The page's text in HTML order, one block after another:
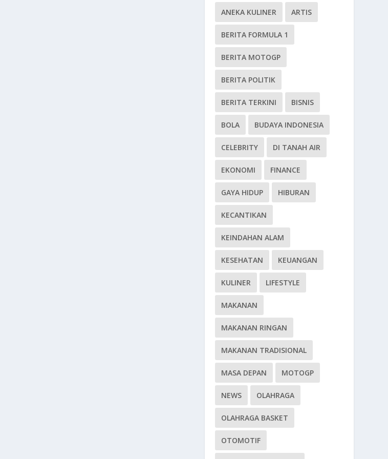
ANEKA KULINER ARTIS
BERITA FORMULA 1
BERITA MOTOGP
BERITA POLITIK
BERITA TERKINI BISNIS
BOLA BUDAYA INDONESIA
CELEBRITY DI TANAH AIR
EKONOMI FINANCE
GAYA HIDUP HIBURAN
KECANTIKAN
KEINDAHAN ALAM
KESEHATAN KEUANGAN
KULINER LIFESTYLE
MAKANAN
MAKANAN RINGAN
MAKANAN TRADISIONAL
MASA DEPAN MOTOGP
NEWS OLAHRAGA
OLAHRAGA BASKET
OTOMOTIF